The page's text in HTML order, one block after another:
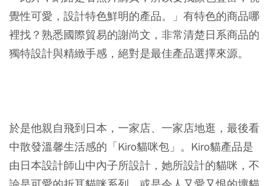
覺性可愛，設計特色鮮明的產品。」有特色的商品哪
裡找？熟悉國際貿易的謝尚文，非常清楚日系商品的
獨特設計與精緻手感，絕對是最佳產品選擇來源。
於是他親自飛到日本，一家店、一家店地逛，最後看
中散發溫馨生活感的「Kiro貓咪包」。Kiro貓產品是
由日本設計師山中內子所設計，她所設計的貓咪，不